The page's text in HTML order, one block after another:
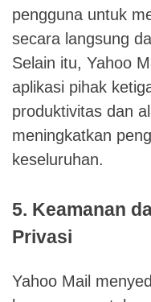
pengguna untuk
secara langsung
Selain itu, Yahoo
aplikasi pihak
produktivitas dan
meningkatkan
keseluruhan.
5. Keamanan
Privasi
Yahoo Mail